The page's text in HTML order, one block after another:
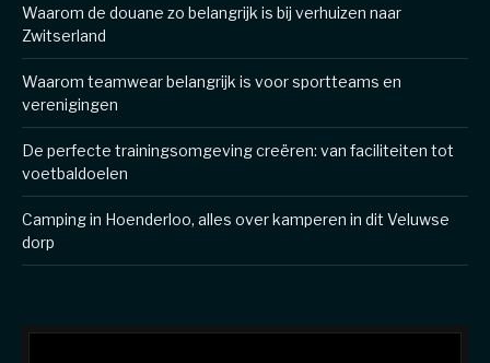
Waarom de douane zo belangrijk is bij verhuizen naar
Zwitserland
Waarom teamwear belangrijk is voor sportteams en
verenigingen
De perfecte trainingsomgeving creëren: van faciliteiten tot
voetbaldoelen
Camping in Hoenderloo, alles over kamperen in dit Veluwse
dorp